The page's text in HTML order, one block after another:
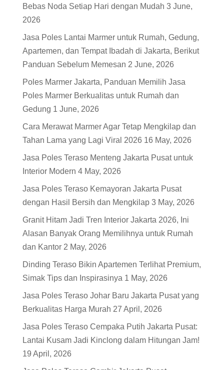
Bebas Noda Setiap Hari dengan Mudah 3 June,
2026
Jasa Poles Lantai Marmer untuk Rumah, Gedung,
Apartemen, dan Tempat Ibadah di Jakarta, Berikut
Panduan Sebelum Memesan 2 June, 2026
Poles Marmer Jakarta, Panduan Memilih Jasa
Poles Marmer Berkualitas untuk Rumah dan
Gedung 1 June, 2026
Cara Merawat Marmer Agar Tetap Mengkilap dan
Tahan Lama yang Lagi Viral 2026 16 May, 2026
Jasa Poles Teraso Menteng Jakarta Pusat untuk
Interior Modern 4 May, 2026
Jasa Poles Teraso Kemayoran Jakarta Pusat
dengan Hasil Bersih dan Mengkilap 3 May, 2026
Granit Hitam Jadi Tren Interior Jakarta 2026, Ini
Alasan Banyak Orang Memilihnya untuk Rumah
dan Kantor 2 May, 2026
Dinding Teraso Bikin Apartemen Terlihat Premium,
Simak Tips dan Inspirasinya 1 May, 2026
Jasa Poles Teraso Johar Baru Jakarta Pusat yang
Berkualitas Harga Murah 27 April, 2026
Jasa Poles Teraso Cempaka Putih Jakarta Pusat:
Lantai Kusam Jadi Kinclong dalam Hitungan Jam!
19 April, 2026